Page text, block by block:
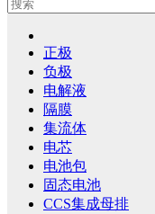
正极
负极
电解液
隔膜
集流体
电芯
电池包
固态电池
CCS集成母排